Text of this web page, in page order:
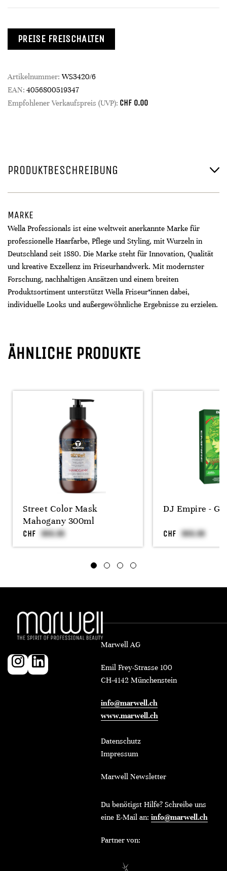
PREISE FREISCHALTEN
Artikelnummer: WS3420/6
EAN: 4056800519347
Empfohlener Verkaufspreis (UVP): CHF 0.00
PRODUKTBESCHREIBUNG
MARKE
Wella Professionals ist eine weltweit anerkannte Marke für
professionelle Haarfarbe, Pflege und Styling, mit Wurzeln in
Deutschland seit 1880. Die Marke steht für Innovation, Qualität
und kreative Exzellenz im Friseurhandwerk. Mit modernster
Forschung, nachhaltigen Ansätzen und einem breiten
Produktsortiment unterstützt Wella Friseur*innen dabei,
individuelle Looks und außergewöhnliche Ergebnisse zu erzielen.
ÄHNLICHE PRODUKTE
Street Color Mask
Mahogany 300ml
CHF
DJ Empire -
CHF
Marwell AG
Emil Frey-Strasse 100
CH-4142 Münchenstein
info@marwell.ch
www.marwell.ch
Datenschutz
Impressum
Marwell Newsletter
Du benötigst Hilfe? Schreibe uns
eine E-Mail an: info@marwell.ch
Partner von: